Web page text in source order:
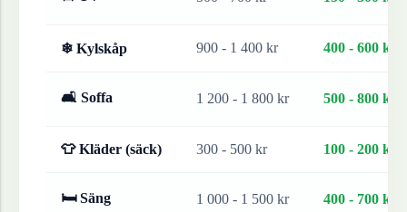
❄ Kylskåp 900 - 1 400 kr 400 - 600 kr
🛋 Soffa 1 200 - 1 800 kr 500 - 800 kr
👕 Kläder (säck) 300 - 500 kr 100 - 200 kr
🛏 Säng 1 000 - 1 500 kr 400 - 700 kr